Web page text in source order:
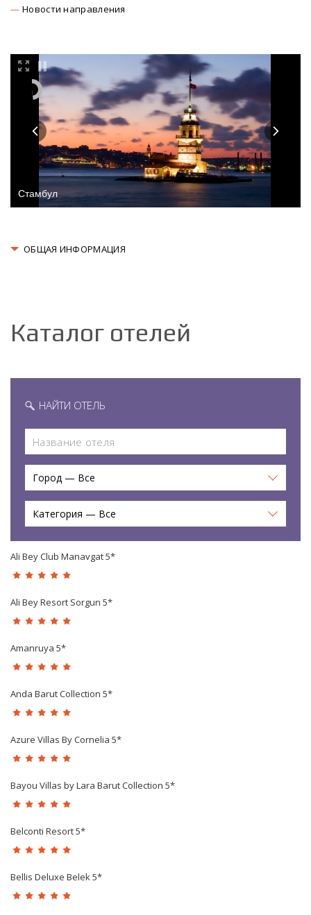
Новости направления
Стамбул
ОБЩАЯ ИНФОРМАЦИЯ
Каталог отелей
НАЙТИ ОТЕЛЬ
Город — Все
Категория — Все
Ali Bey Club Manavgat 5*
Ali Bey Resort Sorgun 5*
Amanruya 5*
Anda Barut Collection 5*
Azure Villas By Cornelia 5*
Bayou Villas by Lara Barut Collection 5*
Belconti Resort 5*
Bellis Deluxe Belek 5*